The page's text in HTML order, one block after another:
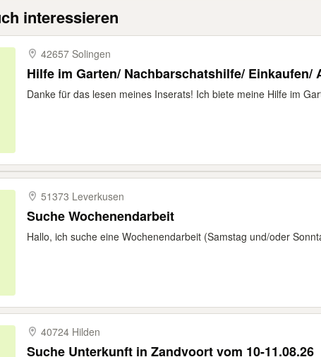
interessieren
42657 Solingen
Hilfe im Garten/ Nachbarschatshilfe/ Einkaufen/
Danke für das lesen meines Inserats! Ich biete meine Hilfe im
51373 Leverkusen
Suche Wochenendarbeit
Hallo, ich suche eine Wochenendarbeit (Samstag und/oder
40724 Hilden
Suche Unterkunft in Zandvoort vom 10-11.08.26